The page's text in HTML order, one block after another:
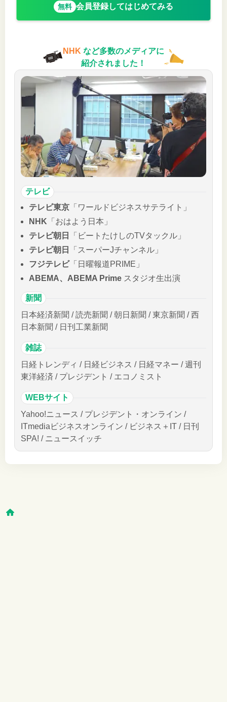
無料 会員登録してはじめてみる
NHK など多数のメディアに
紹介されました！
テレビ
テレビ東京 「ワールドビジネスサテライト」
NHK 「おはよう日本」
テレビ朝日
「ビートたけしのTVタックル」
テレビ朝日
「スーパーJチャンネル」
フジテレビ「日曜報道PRIME」
ABEMA、ABEMA Prime スタジオ生出演
新聞
日本経済新聞 / 読売新聞 / 朝日新聞 / 東京新聞 / 西
日本新聞 / 日刊工業新聞
雑誌
日経トレンディ / 日経ビジネス / 日経マネー / 週刊
東洋経済 / プレジデント / エコノミスト
WEBサイト
Yahoo!ニュース / プレジデント・オンライン /
ITmediaビジネスオンライン / ビジネス＋IT / 日刊
SPA! / ニュースイッチ